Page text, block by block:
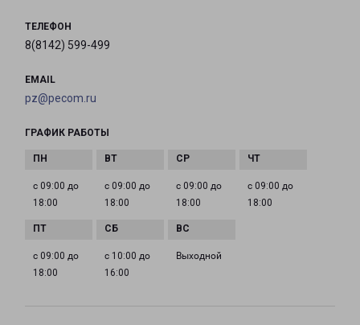
ТЕЛЕФОН
8(8142) 599-499
EMAIL
pz@pecom.ru
ГРАФИК РАБОТЫ
с 09:00 до
18:00
с 09:00 до
18:00
с 09:00 до
18:00
с 09:00 до
18:00
с 09:00 до
18:00
с 10:00 до
16:00
Выходной